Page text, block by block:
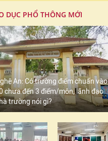
DỤC PHỔ THÔNG MỚI
An: Có trường điểm chuẩn vào
chưa đến 3 điểm/môn, lãnh đạo
trường nói gì?